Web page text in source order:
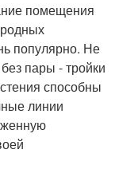
помещения
популярно. Не
пары - тройки
способны
линии